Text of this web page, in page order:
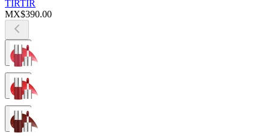
TIRTIR
MX$390.00